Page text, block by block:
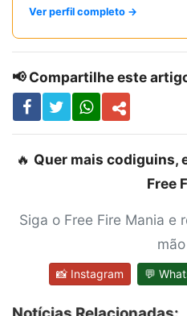
Ver perfil completo →
📢 Compartilhe este
🔥 Quer mais codiguins,
Free
Siga o Free Fire Mania e
📸 Instagram 💬